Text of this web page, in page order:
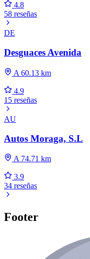
4.8
58 reseñas
DE
Desguaces Avenida
A 60.13 km
4.9
15 reseñas
AU
Autos Moraga, S.L
A 74.71 km
3.9
34 reseñas
Footer